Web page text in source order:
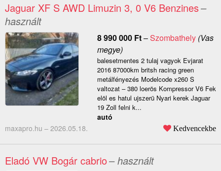
Jaguar XF S AWD Limuzin 3, 0 V6 Benzines–
használt
8 990 000 Ft–Szombathely(Vas
megye)
balesetmentes 2 tulaj vagyok Evjarat
2016 87000km britsh racing green
metálfényezés Modelcode x260 S
valtozat – 380 loerös Kompressor V6 Fek
elöl es hatul ujszerü Nyari kerek Jaguar
19 Zoll felni k...
autó
maxapro.hu – 2026.05.18. Kedvencekbe
Eladó VW Bogár cabrio– használt